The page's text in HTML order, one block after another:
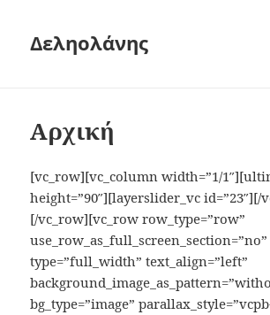
Δεληολάνης
Αρχική
[vc_row][vc_column width=”1/
height=”90″][layerslider_vc id=”23″][/
[/vc_row][vc_row row_type=”row”
use_row_as_full_screen_section=”no”
type=”full_width” text_align=”left”
bg_type=”image”